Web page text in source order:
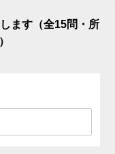
ます（全15問・所